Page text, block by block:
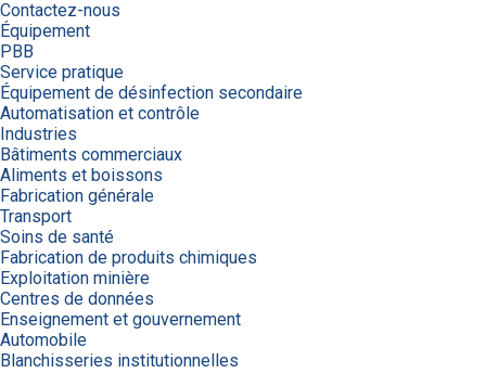
Contactez-nous
Équipement
PBB
Service pratique
Équipement de désinfection secondaire
Automatisation et contrôle
Industries
Bâtiments commerciaux
Aliments et boissons
Fabrication générale
Transport
Soins de santé
Fabrication de produits chimiques
Exploitation minière
Centres de données
Enseignement et gouvernement
Automobile
Blanchisseries institutionnelles